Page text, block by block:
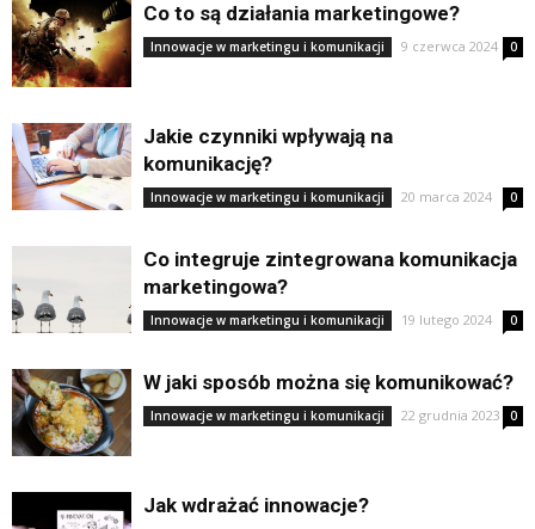
Co to są działania marketingowe?
Innowacje w marketingu i komunikacji 9 czerwca 2024 0
Jakie czynniki wpływają na
komunikację?
Innowacje w marketingu i komunikacji 20 marca 2024 0
Co integruje zintegrowana komunikacja
marketingowa?
Innowacje w marketingu i komunikacji 19 lutego 2024 0
W jaki sposób można się komunikować?
Innowacje w marketingu i komunikacji 22 grudnia 2023 0
Jak wdrażać innowacje?